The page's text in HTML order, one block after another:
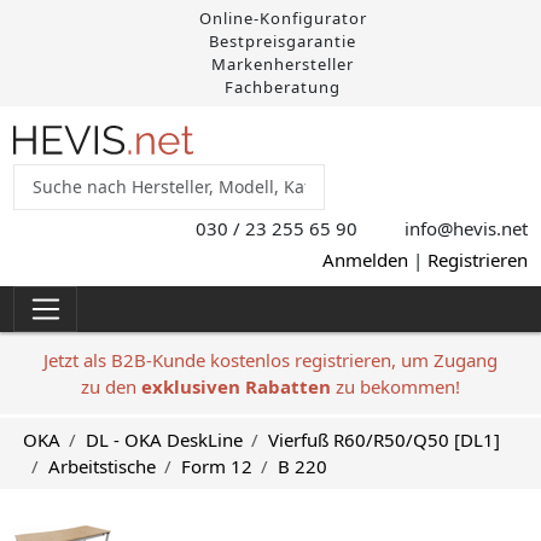
Online-Konfigurator
Bestpreisgarantie
Markenhersteller
Fachberatung
030 / 23 255 65 90 info@hevis.net
Anmelden | Registrieren
Jetzt als B2B-Kunde kostenlos registrieren, um Zugang
zu den exklusiven Rabatten zu bekommen!
OKA DL - OKA DeskLine
Vierfuß R60/R50/Q50 [DL1]
Arbeitstische
Form 12 B 220